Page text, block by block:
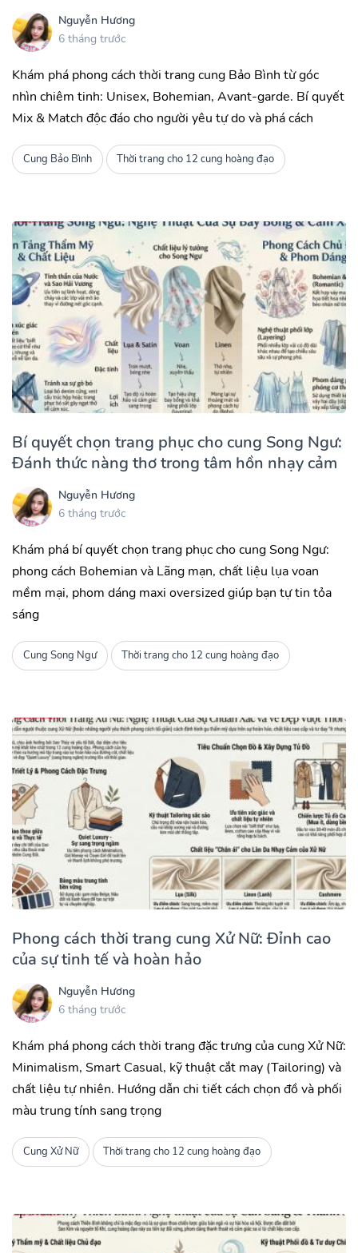
Nguyễn Hương
6 tháng trước
Khám phá phong cách thời trang cung Bảo Bình từ góc
nhìn chiêm tinh: Unisex, Bohemian, Avant-garde. Bí quyết
Mix & Match độc đáo cho người yêu tự do và phá cách
Cung Bảo Bình Thời trang cho 12 cung hoàng đạo
Bí quyết chọn trang phục cho cung Song Ngư:
Đánh thức nàng thơ trong tâm hồn nhạy cảm
Nguyễn Hương
6 tháng trước
Khám phá bí quyết chọn trang phục cho cung Song Ngư:
phong cách Bohemian và Lãng mạn, chất liệu lụa voan
mềm mại, phom dáng maxi oversized giúp bạn tự tin tỏa
sáng
Cung Song Ngư Thời trang cho 12 cung hoàng đạo
Phong cách thời trang cung Xử Nữ: Đỉnh cao
của sự tinh tế và hoàn hảo
Nguyễn Hương
6 tháng trước
Khám phá phong cách thời trang đặc trưng của cung Xử Nữ:
Minimalism, Smart Casual, kỹ thuật cắt may (Tailoring) và
chất liệu tự nhiên. Hướng dẫn chi tiết cách chọn đồ và phối
màu trung tính sang trọng
Cung Xử Nữ Thời trang cho 12 cung hoàng đạo